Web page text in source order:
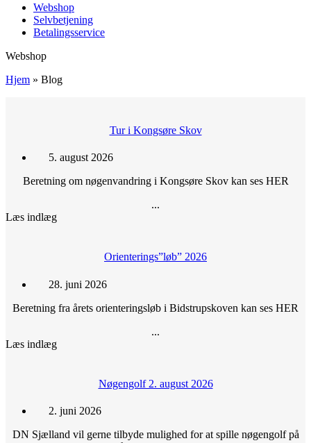
Webshop
Selvbetjening
Betalingsservice
Webshop
Hjem » Blog
Tur i Kongsøre Skov
5. august 2026
Beretning om nøgenvandring i Kongsøre Skov kan ses HER
...
Læs indlæg
Orienterings”løb” 2026
28. juni 2026
Beretning fra årets orienteringsløb i Bidstrupskoven kan ses HER
...
Læs indlæg
Nøgengolf 2. august 2026
2. juni 2026
DN Sjælland vil gerne tilbyde mulighed for at spille nøgengolf på